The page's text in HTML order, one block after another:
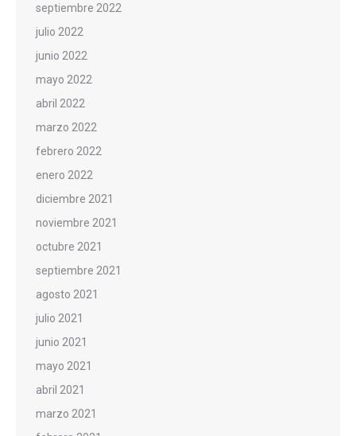
septiembre 2022
julio 2022
junio 2022
mayo 2022
abril 2022
marzo 2022
febrero 2022
enero 2022
diciembre 2021
noviembre 2021
octubre 2021
septiembre 2021
agosto 2021
julio 2021
junio 2021
mayo 2021
abril 2021
marzo 2021